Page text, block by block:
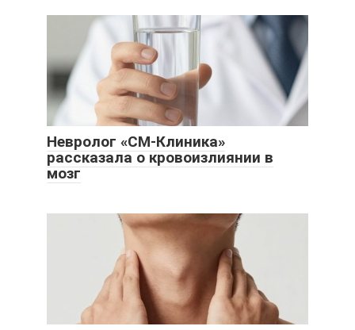
Невролог «СМ-Клиника»
рассказала о кровоизлиянии в
мозг